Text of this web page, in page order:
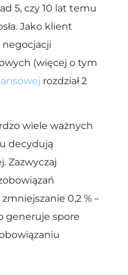
5, czy 10 lat temu
Jako klient
(więcej o tym
rozdział 2
wiele ważnych
decydują
Zazwyczaj
0,2 % –
generuje spore